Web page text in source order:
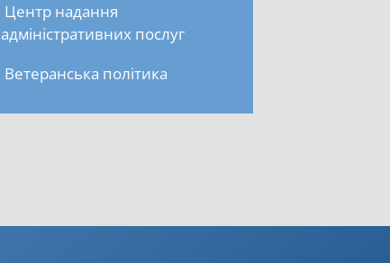
Центр надання
адміністративних послуг
Ветеранська політика